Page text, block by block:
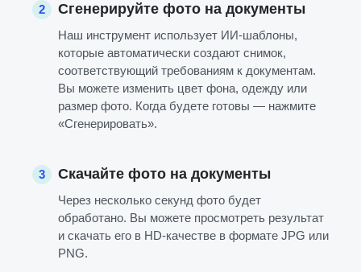
2 Сгенерируйте фото на документы
Наш инструмент использует ИИ-шаблоны,
которые автоматически создают снимок,
соответствующий требованиям к документам.
Вы можете изменить цвет фона, одежду или
размер фото. Когда будете готовы — нажмите
«Сгенерировать».
3 Скачайте фото на документы
Через несколько секунд фото будет
обработано. Вы можете просмотреть результат
и скачать его в HD-качестве в формате JPG или
PNG.